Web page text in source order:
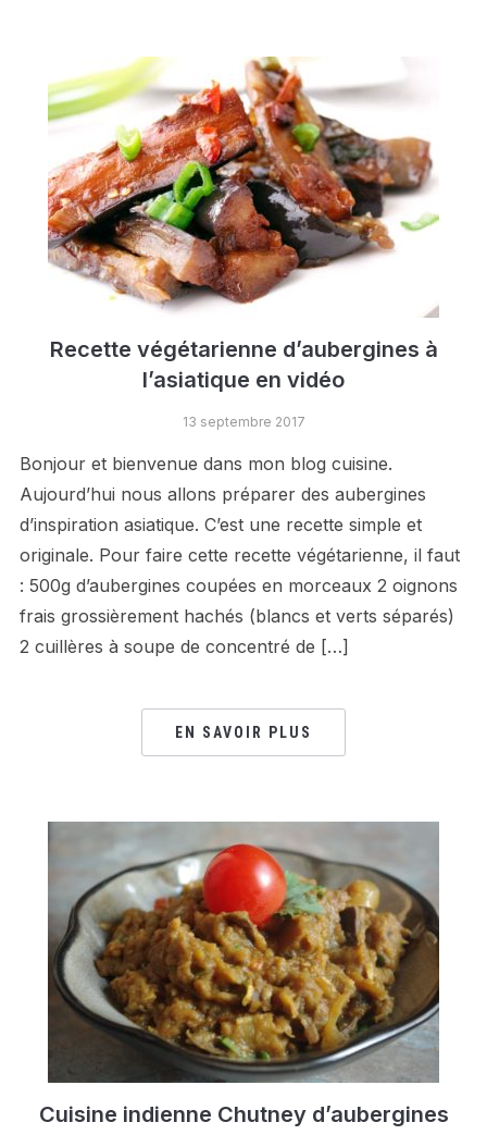
Recette végétarienne d’aubergines à
l’asiatique en vidéo
13 septembre 2017
Bonjour et bienvenue dans mon blog cuisine.
Aujourd’hui nous allons préparer des aubergines
d’inspiration asiatique. C’est une recette simple et
originale. Pour faire cette recette végétarienne, il faut
: 500g d’aubergines coupées en morceaux 2 oignons
frais grossièrement hachés (blancs et verts séparés)
2 cuillères à soupe de concentré de […]
EN SAVOIR PLUS
Cuisine indienne Chutney d’aubergines